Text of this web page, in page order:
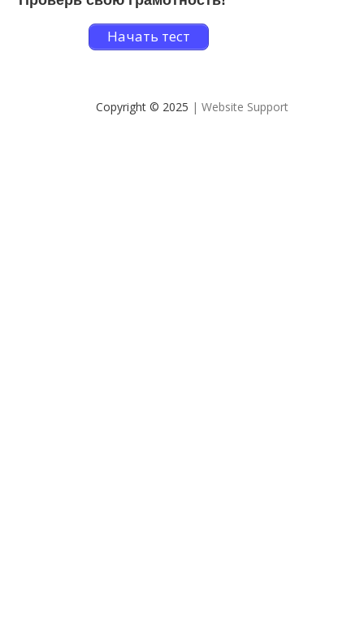
Начать тест
Copyright © 2025 | Website Support